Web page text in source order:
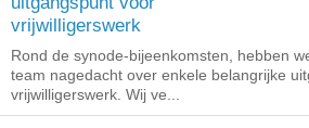
vrijwilligerswerk
Rond de synode-bijeenkomsten, hebben
team nagedacht over enkele belangrijke
vrijwilligerswerk. Wij ve...